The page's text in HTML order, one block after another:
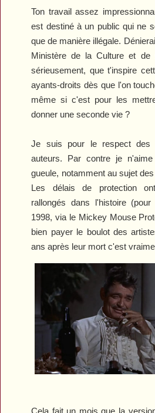
Ton travail assez
est destiné à un public qui ne
que de manière illégale.
Ministère de la Culture et de
sérieusement, que t'inspire
ayants-droits dès que l'on
même si c'est pour les
donner une seconde vie ?
Je suis pour le respect des
auteurs. Par contre je
gueule, notamment au sujet
Les délais de protection
rallongés dans l'histoire
1998, via le Mickey Mouse
bien payer le boulot des
ans après leur mort c'est